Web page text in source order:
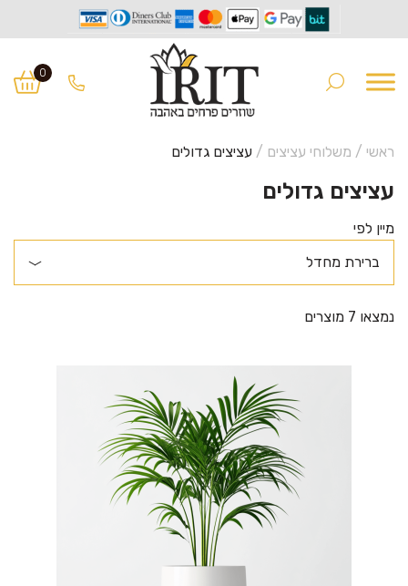
to
navigation
to
content
0
ראשי / משלוחי עציצים / עציצים גדולים
עציצים גדולים
מיין לפי
נמצאו 7 מוצרים